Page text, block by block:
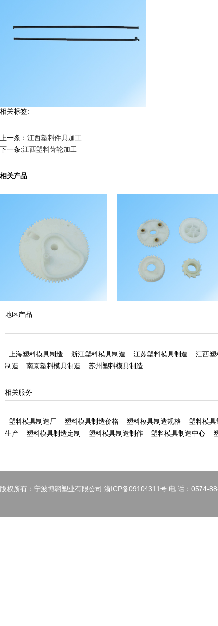
相关标签:
上一条： 江西塑料件具加工
下一条:江西塑料齿轮加工
相关产品
地区产品
上海塑料模具制造 浙江塑料模具制造 江苏塑料模具制造
江西塑
制造
南京塑料模具制造 苏州塑料模具制造
相关服务
塑料模具制造厂 塑料模具制造价格 塑料模具制造规格
塑料模
生产
塑料模具制造定制 塑料模具制造制作 塑料模具制造中心
版权所有：宁波博翱塑业有限公司 浙ICP备09104311号 电 话：0574-